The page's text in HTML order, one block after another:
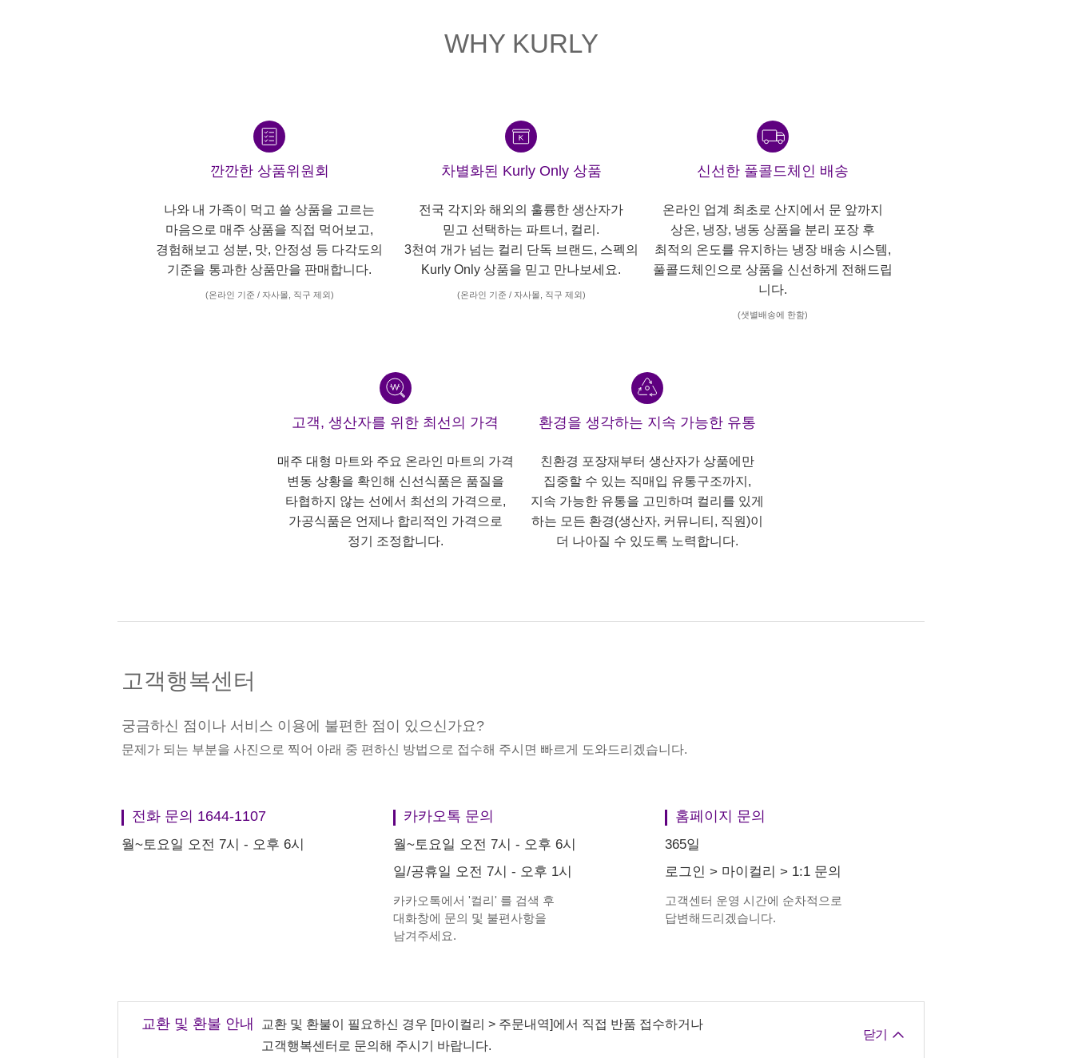
WHY KURLY
깐깐한 상품위원회
나와 내 가족이 먹고 쓸 상품을 고르는
마음으로 매주 상품을 직접 먹어보고,
경험해보고 성분, 맛, 안정성 등 다각도의
기준을 통과한 상품만을 판매합니다.
(온라인 기준 / 자사몰, 직구 제외)
차별화된 Kurly Only 상품
전국 각지와 해외의 훌륭한 생산자가
믿고 선택하는 파트너, 컬리.
3천여 개가 넘는 컬리 단독 브랜드, 스펙의
Kurly Only 상품을 믿고 만나보세요.
(온라인 기준 / 자사몰, 직구 제외)
신선한 풀콜드체인 배송
온라인 업계 최초로 산지에서 문 앞까지
상온, 냉장, 냉동 상품을 분리 포장 후
최적의 온도를 유지하는 냉장 배송 시스템,
풀콜드체인으로 상품을 신선하게 전해드립
니다.
(샛별배송에 한함)
고객, 생산자를 위한 최선의 가격
매주 대형 마트와 주요 온라인 마트의 가격
변동 상황을 확인해 신선식품은 품질을
타협하지 않는 선에서 최선의 가격으로,
가공식품은 언제나 합리적인 가격으로
정기 조정합니다.
환경을 생각하는 지속 가능한 유통
친환경 포장재부터 생산자가 상품에만
집중할 수 있는 직매입 유통구조까지,
지속 가능한 유통을 고민하며 컬리를 있게
하는 모든 환경(생산자, 커뮤니티, 직원)이
더 나아질 수 있도록 노력합니다.
고객행복센터
궁금하신 점이나 서비스 이용에 불편한 점이 있으신가요?
문제가 되는 부분을 사진으로 찍어 아래 중 편하신 방법으로 접수해 주시면 빠르게 도와드리겠습니다.
전화 문의 1644-1107
월~토요일 오전 7시 - 오후 6시
카카오톡 문의
월~토요일 오전 7시 - 오후 6시
일/공휴일 오전 7시 - 오후 1시
카카오톡에서 '컬리' 를 검색 후
대화창에 문의 및 불편사항을
남겨주세요.
홈페이지 문의
365일
로그인 > 마이컬리 > 1:1 문의
고객센터 운영 시간에 순차적으로
답변해드리겠습니다.
교환 및 환불 안내
교환 및 환불이 필요하신 경우 [마이컬리 > 주문내역]에서 직접 반품 접수하거나
고객행복센터로 문의해 주시기 바랍니다.
닫기